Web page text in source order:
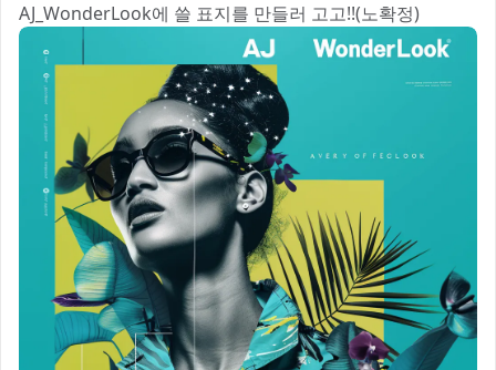
AJ_WonderLook에 쓸 표지를 만들러 고고!!(노확정)